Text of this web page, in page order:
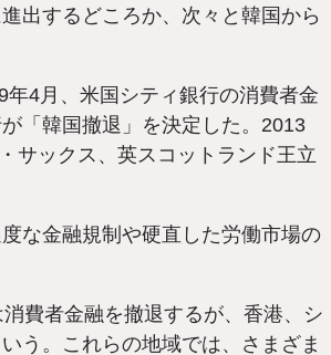
出するどころか、次々と韓国から
4月、米国シティ銀行の消費者金
「韓国撤退」を決定した。2013
サックス、英スコットランド王立
な金融規制や硬直した労働市場の
費者金融を撤退するが、香港、シ
う。これらの地域では、さまざま